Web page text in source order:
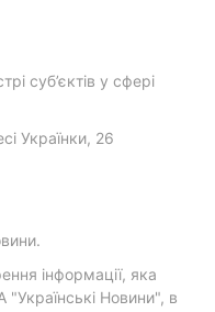
суб’єктів у сфері
Українки, 26
інформації, яка
"Українські Новини", в